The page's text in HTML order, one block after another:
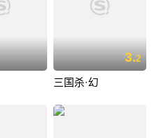
3.2
三国杀·幻